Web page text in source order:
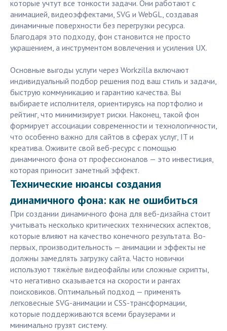
которые учтут все тонкости задачи. Они работают с
анимацией, видеоэффектами, SVG и WebGL, создавая
динамичные поверхности без перегрузки ресурса.
Благодаря это подходу, фон становится не просто
украшением, а инструментом вовлечения и усиления UX.
Основные выгоды услуги через Workzilla включают
индивидуальный подбор решения под ваш стиль и задачи,
быструю коммуникацию и гарантию качества. Вы
выбираете исполнителя, ориентируясь на портфолио и
рейтинг, что минимизирует риски. Наконец, такой фон
формирует ассоциации современности и технологичности,
что особенно важно для сайтов в сферах услуг, IT и
креатива. Оживите свой веб-ресурс с помощью
динамичного фона от профессионалов — это инвестиция,
которая приносит заметный эффект.
Технические нюансы создания
динамичного фона: как не ошибиться
При создании динамичного фона для веб-дизайна стоит
учитывать несколько критических технических аспектов,
которые влияют на качество конечного результата. Во-
первых, производительность — анимации и эффекты не
должны замедлять загрузку сайта. Часто новички
используют тяжёлые видеофайлы или сложные скрипты,
что негативно сказывается на скорости и рангах
поисковиков. Оптимальный подход — применять
легковесные SVG-анимации и CSS-трансформации,
которые поддерживаются всеми браузерами и
минимально грузят систему.